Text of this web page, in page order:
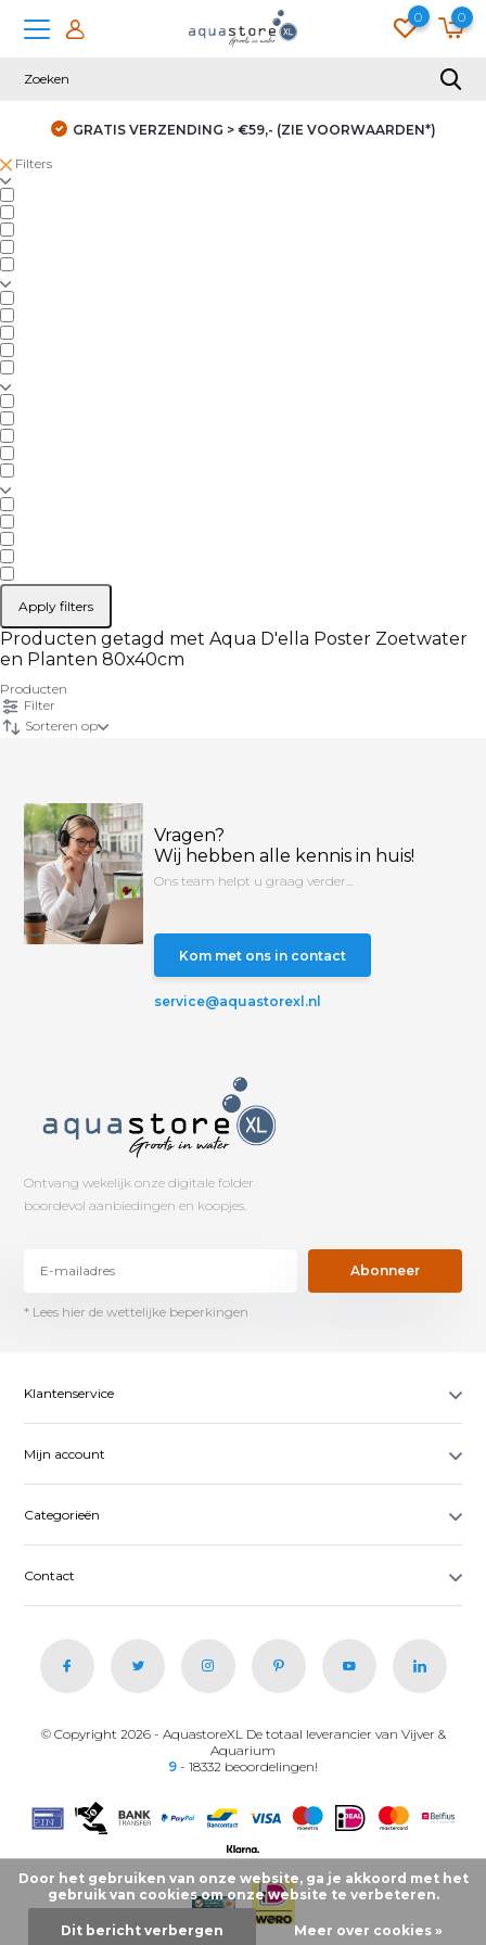
0 0
GRATIS VERZENDING > €59,- (ZIE VOORWAARDEN*)
Filters
Apply filters
Producten getagd met Aqua D'ella Poster Zoetwater
en Planten 80x40cm
Producten
Filter
Sorteren op
Vragen?
Wij hebben alle kennis in huis!
Ons team helpt u graag verder...
Kom met ons in contact
service@aquastorexl.nl
Ontvang wekelijk onze digitale folder
boordevol aanbiedingen en koopjes.
Abonneer
* Lees hier de wettelijke beperkingen
Klantenservice
Mijn account
Categorieën
Contact
© Copyright 2026 - AquastoreXL De totaal leverancier van Vijver &
Aquarium
9 - 18332 beoordelingen!
Door het gebruiken van onze website, ga je akkoord met het
gebruik van cookies om onze website te verbeteren.
Dit bericht verbergen Meer over cookies »